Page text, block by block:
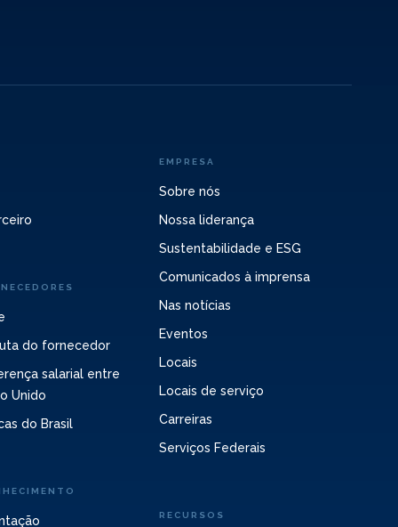
do fornecedor
salarial entre
Unido
do Brasil
EMPRESA
Sobre nós
Nossa liderança
Sustentabilidade e ESG
Comunicados à imprensa
Nas notícias
Eventos
Locais
Locais de serviço
Carreiras
Serviços Federais
RECURSOS